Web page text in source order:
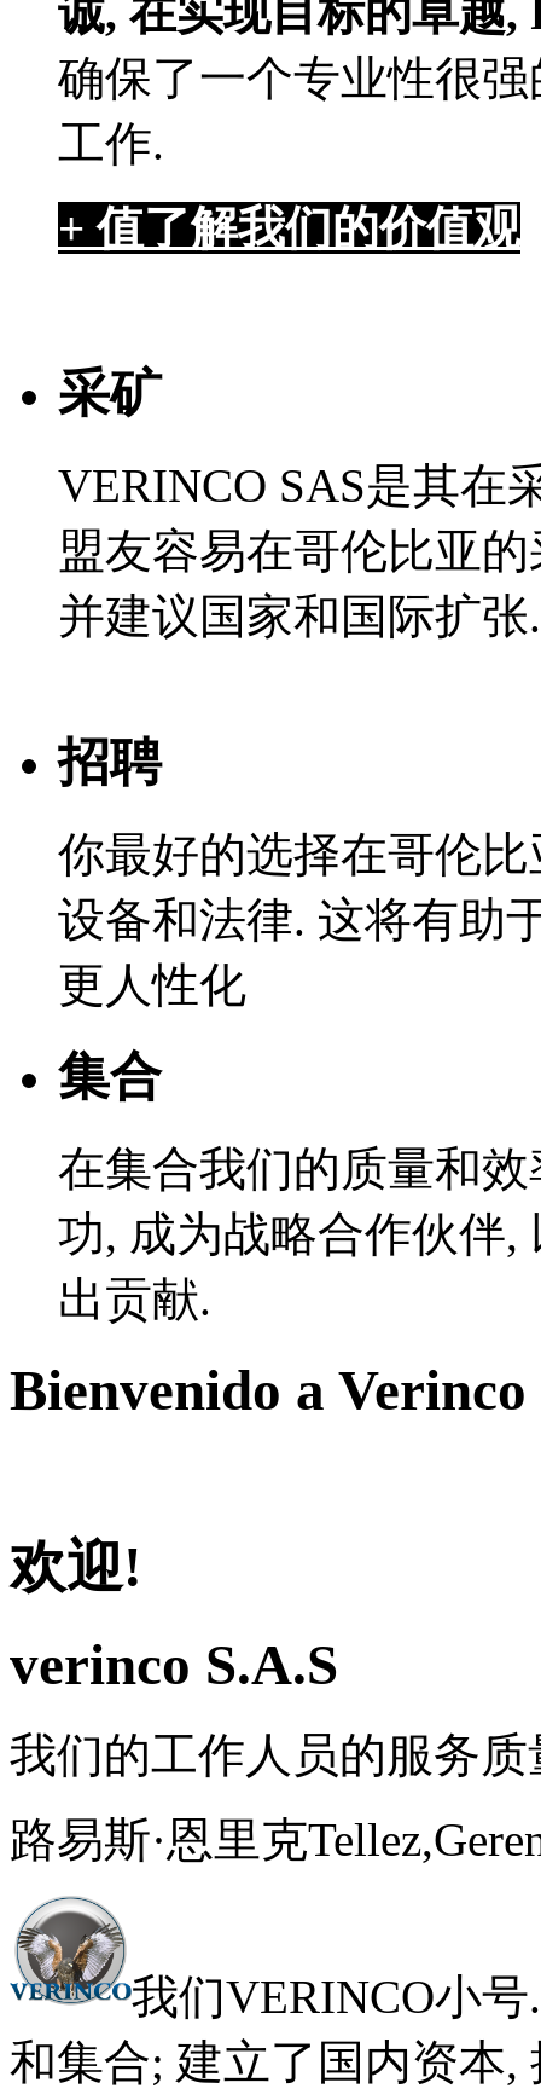
诚, 在实现目标的卓越,
确保了一个专业性很
工作.
+ 值了解我们的价值观
采矿
VERINCO SAS是其在
盟友容易在哥伦比亚
并建议国家和国际扩张.
招聘
你最好的选择在哥伦
设备和法律. 这将有助
更人性化
集合
在集合我们的质量和
功, 成为战略合作伙伴,
出贡献.
Bienvenido a Verinco
欢迎!
verinco S.A.S
我们的工作人员的服务
路易斯·恩里克Tellez,
我们VERINCO小
和集合; 建立了国内资本,